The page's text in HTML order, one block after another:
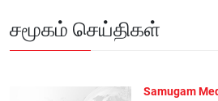
சமூகம் செய்திகள்
Samugam